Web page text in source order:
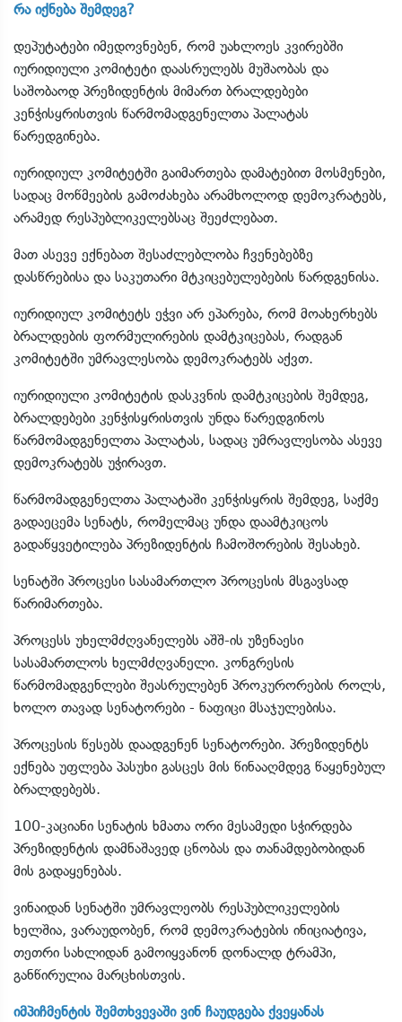
რა იქნება შემდეგ?
დეპუტატები იმედოვნებენ, რომ უახლოეს კვირებში
იურიდიული კომიტეტი დაასრულებს მუშაობას და
საშობაოდ პრეზიდენტის მიმართ ბრალდებები
კენჭისყრისთვის წარმომადგენელთა პალატას
წარედგინება.
იურიდიულ კომიტეტში გაიმართება დამატებით მოსმენები,
სადაც მოწმეების გამოძახება არამხოლოდ დემოკრატებს,
არამედ რესპუბლიკელებსაც შეეძლებათ.
მათ ასევე ექნებათ შესაძლებლობა ჩვენებებზე
დასწრებისა და საკუთარი მტკიცებულებების წარდგენისა.
იურიდიულ კომიტეტს ეჭვი არ ეპარება, რომ მოახერხებს
ბრალდების ფორმულირების დამტკიცებას, რადგან
კომიტეტში უმრავლესობა დემოკრატებს აქვთ.
იურიდიული კომიტეტის დასკვნის დამტკიცების შემდეგ,
ბრალდებები კენჭისყრისთვის უნდა წარედგინოს
წარმომადგენელთა პალატას, სადაც უმრავლესობა ასევე
დემოკრატებს უჭირავთ.
წარმომადგენელთა პალატაში კენჭისყრის შემდეგ, საქმე
გადაეცემა სენატს, რომელმაც უნდა დაამტკიცოს
გადაწყვეტილება პრეზიდენტის ჩამოშორების შესახებ.
სენატში პროცესი სასამართლო პროცესის მსგავსად
წარიმართება.
პროცესს უხელმძღვანელებს აშშ-ის უზენაესი
სასამართლოს ხელმძღვანელი. კონგრესის
წარმომადგენლები შეასრულებენ პროკურორების როლს,
ხოლო თავად სენატორები - ნაფიცი მსაჯულებისა.
პროცესის წესებს დაადგენენ სენატორები. პრეზიდენტს
ექნება უფლება პასუხი გასცეს მის წინააღმდეგ წაყენებულ
ბრალდებებს.
100-კაციანი სენატის ხმათა ორი მესამედი სჭირდება
პრეზიდენტის დამნაშავედ ცნობას და თანამდებობიდან
მის გადაყენებას.
ვინაიდან სენატში უმრავლეობს რესპუბლიკელების
ხელშია, ვარაუდობენ, რომ დემოკრატების ინიციატივა,
თეთრი სახლიდან გამოიყვანონ დონალდ ტრამპი,
განწირულია მარცხისთვის.
იმპიჩმენტის შემთხვევაში ვინ ჩაუდგება ქვეყანას